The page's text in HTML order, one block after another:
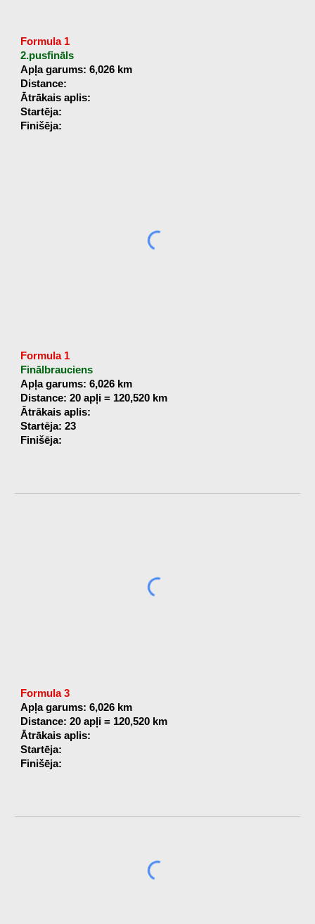
Formula 1
2.pusfināls
Apļa garums: 6,026 km
Distance:
Ātrākais aplis:
Startēja:
Finišēja:
Formula 1
Finālbrauciens
Apļa garums: 6,026 km
Distance: 20 apļi = 120,520 km
Ātrākais aplis:
Startēja: 23
Finišēja:
Formula 3
Apļa garums: 6,026 km
Distance: 20 apļi = 120,520 km
Ātrākais aplis:
Startēja:
Finišēja: